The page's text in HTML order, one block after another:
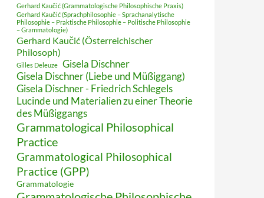
Gerhard Kaučić (Grammatologische Philosophische Praxis)
Gerhard Kaučić (Sprachphilosophie – Sprachanalytische
Philosophie – Praktische Philosophie – Politische Philosophie
– Grammatologie)
Gerhard Kaučić (Österreichischer
Philosoph)
Gilles Deleuze
Gisela Dischner
Gisela Dischner (Liebe und Müßiggang)
Gisela Dischner - Friedrich Schlegels
Lucinde und Materialien zu einer Theorie
des Müßiggangs
Grammatological Philosophical
Practice
Grammatological Philosophical
Practice (GPP)
Grammatologie